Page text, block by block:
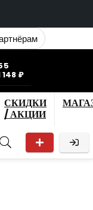
148 ₽
СКИДКИ
/ АКЦИИ